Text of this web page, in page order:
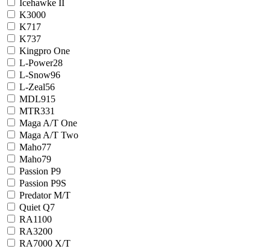
Icehawke II
K3000
K717
K737
Kingpro One
L-Power28
L-Snow96
L-Zeal56
MDL915
MTR331
Maga A/T One
Maga A/T Two
Maho77
Maho79
Passion P9
Passion P9S
Predator M/T
Quiet Q7
RA1100
RA3200
RA7000 X/T